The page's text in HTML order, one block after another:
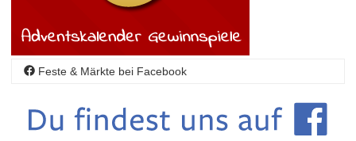
Feste & Märkte bei Facebook